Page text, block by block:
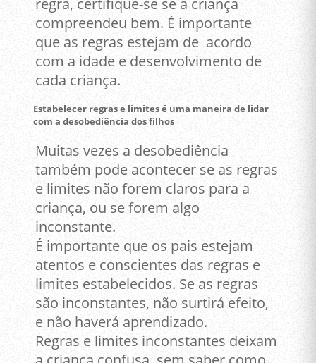
compreendeu bem. É importante
que as regras estejam de acordo
com a idade e desenvolvimento de
cada criança.
Estabelecer regras e limites é uma maneira de lidar
com a desobediência dos filhos
Muitas vezes a desobediência
também pode acontecer se as regras
e limites não forem claros para a
criança, ou se forem algo
inconstante.
É importante que os pais estejam
atentos e conscientes das regras e
limites estabelecidos. Se as regras
são inconstantes, não surtirá efeito,
e não haverá aprendizado.
Regras e limites inconstantes deixam